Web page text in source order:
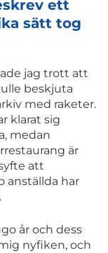
ett
sätt tog
jag trott att
beskjuta
med raketer.
klarat sig
medan
är
att
anställda har
år och dess
nyfiken, och